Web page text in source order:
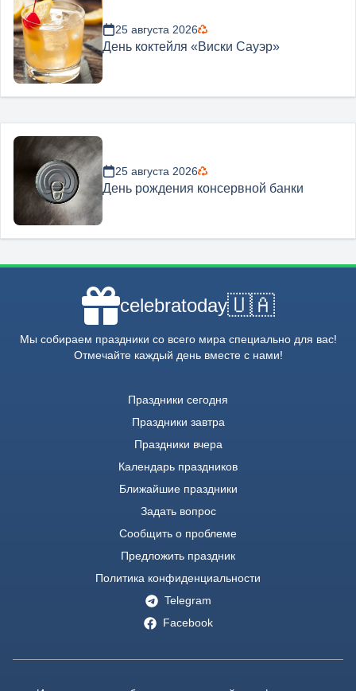
25 августа 2026
День коктейля «Виски Сауэр»
25 августа 2026
День рождения консервной банки
celebratoday🇺🇦
Мы собираем праздники со всего мира специально для вас!
Отмечайте каждый день вместе с нами!
Праздники сегодня
Праздники завтра
Праздники вчера
Календарь праздников
Ближайшие праздники
Задать вопрос
Сообщить о проблеме
Предложить праздник
Политика конфиденциальности
Telegram
Facebook